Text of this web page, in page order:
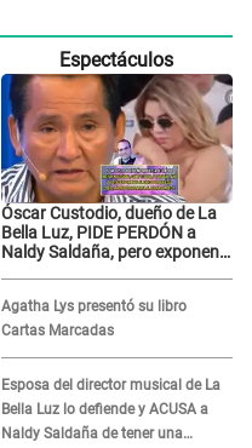
Espectáculos
Óscar Custodio, dueño de La
Bella Luz, PIDE PERDÓN a
Naldy Saldaña, pero exponen
grabar"
Agatha Lys presentó su libro
Cartas Marcadas
Esposa del director musical de La
Bella Luz lo defiende y ACUSA a
Naldy Saldaña de tener una